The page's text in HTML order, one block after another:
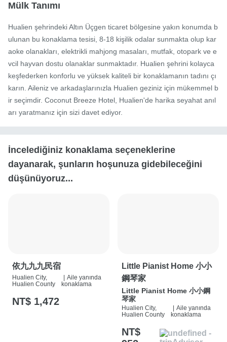
Mülk Tanımı
Hualien şehrindeki Altın Üçgen ticaret bölgesine yakın konumda b
ulunan bu konaklama tesisi, 8-18 kişilik odalar sunmakta olup kar
aoke olanakları, elektrikli mahjong masaları, mutfak, otopark ve e
vcil hayvan dostu olanaklar sunmaktadır. Hualien şehrini kolayca
keşfederken konforlu ve yüksek kaliteli bir konaklamanın tadını çı
karın. Aileniz ve arkadaşlarınızla Hualien geziniz için mükemmel b
ir seçimdir. Coconut Breeze Hotel, Hualien'de harika seyahat anıl
arı yaratmanız için sizi davet ediyor.
İncelediğiniz konaklama seçeneklerine
dayanarak, şunların hoşunuza gidebileceğini
düşünüyoruz...
依九九九民宿
Hualien City,
Hualien County
Aile yanında
konaklama
NT$ 1,472
Little Pianist Home 小小
鋼琴家
Little Pianist Home 小小鋼
琴家
Hualien City,
Hualien County
Aile yanında
konaklama
NT$